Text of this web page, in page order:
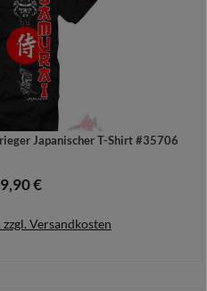
Japanischer T-Shirt #35706
Preis:
€
Versandkosten